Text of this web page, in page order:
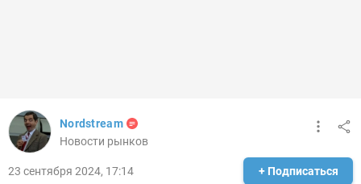
Nordstream
Новости рынков
23 сентября 2024, 17:14 + Подписаться